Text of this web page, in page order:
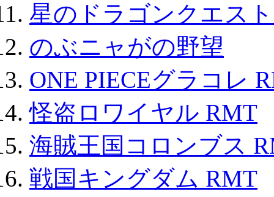
星のドラゴンクエス
のぶニャがの野望
ONE PIECEグラコレ
怪盗ロワイヤル RMT
海賊王国コロンブス
戦国キングダム RMT